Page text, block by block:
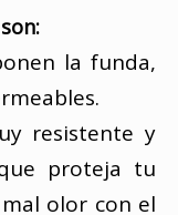
la funda,
resistente y
proteja tu
olor con el